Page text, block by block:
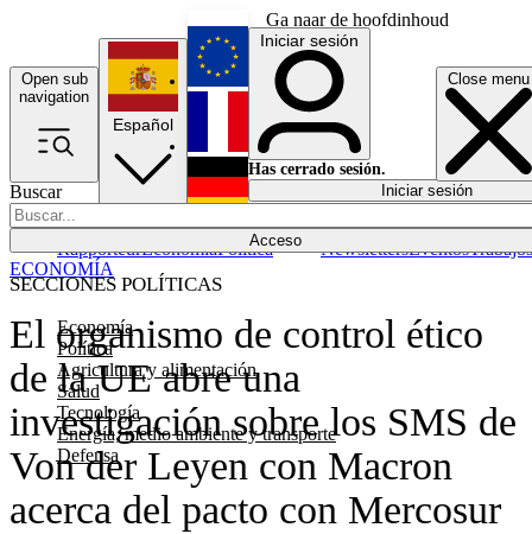
Ga naar de hoofdinhoud
Open sub
navigation
Close menu
Buscar
Acceso
SECCIONES POLÍTICAS
Economía
Política
Agricultura y alimentación
Salud
Tecnología
Energía, medio ambiente y transporte
Defensa
RapporteurEconomíaPolítica NewslettersEventosTrabajos
Español
English
Français
Iniciar sesión
Has cerrado sesión.
Iniciar sesión
El organismo de control ético
de la UE abre una
investigación sobre los SMS de
Von der Leyen con Macron
acerca del pacto con Mercosur
ECONOMÍA